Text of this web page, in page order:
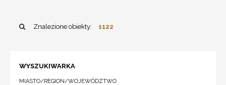
Znalezione obiekty: 1122
WYSZUKIWARKA
MIASTO/REGION/WOJEWÓDZTWO